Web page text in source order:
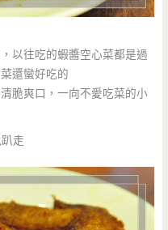
以往吃的蝦醬空心菜都是過
還蠻好吃的
脆爽口，一向不愛吃菜的小